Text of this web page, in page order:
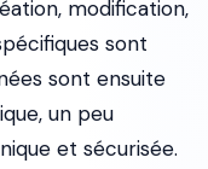
modification,
sont
sont ensuite
un peu
et sécurisée.